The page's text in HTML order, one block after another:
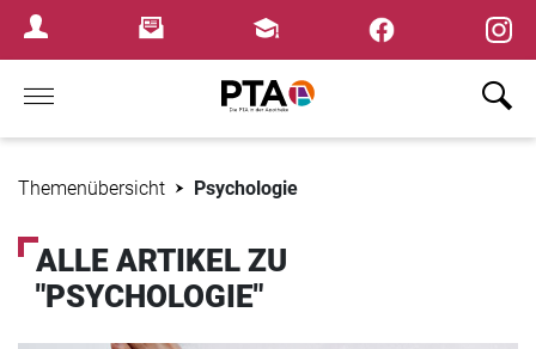
Login MenuNewsletterFortbildungen
Home
Themenübersicht Psychologie
ALLE ARTIKEL ZU
"PSYCHOLOGIE"
×